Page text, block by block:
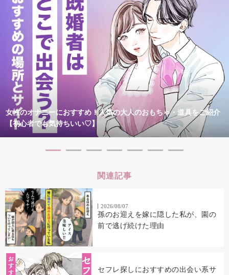
女性のオナニーにおすすめ！人気の大人のおもちゃ・道具をご紹介
【初心者でも気持ちいい♡】
関連記事
2026/08/07
孫のお迎えを嫁に隠した私が、園の
前で逃げ続けた理由
セフレ探しにおすすめの出会い系サ